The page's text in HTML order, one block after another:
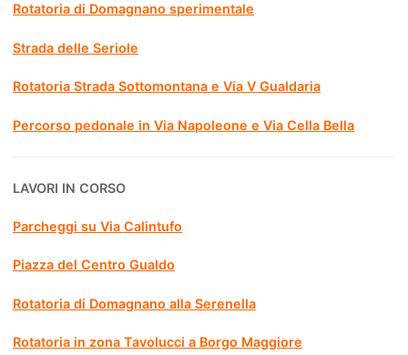
Rotatoria di Domagnano sperimentale
Strada delle Seriole
Rotatoria Strada Sottomontana e Via V Gualdaria
Percorso pedonale in Via Napoleone e Via Cella Bella
LAVORI IN CORSO
Parcheggi su Via Calintufo
Piazza del Centro Gualdo
Rotatoria di Domagnano alla Serenella
Rotatoria in zona Tavolucci a Borgo Maggiore